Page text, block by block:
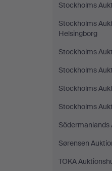
Stockholms
Stockholms
Helsingborg
Stockholms
Stockholms
Stockholms
Stockholms
Södermanlands
Sørensen
TOKA